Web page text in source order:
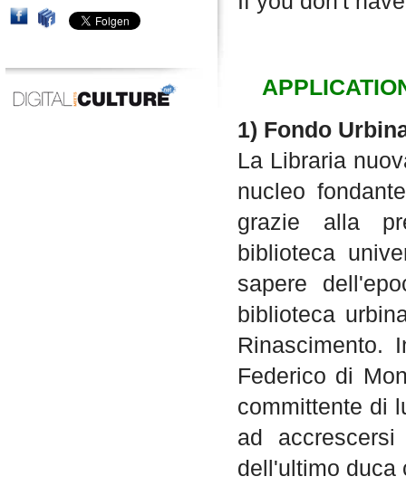
1) Fondo
La Libraria
nucleo
grazie alla
biblioteca
sapere
biblioteca
Rinascimento.
Federico di
committente di
ad
dell'ultimo duca